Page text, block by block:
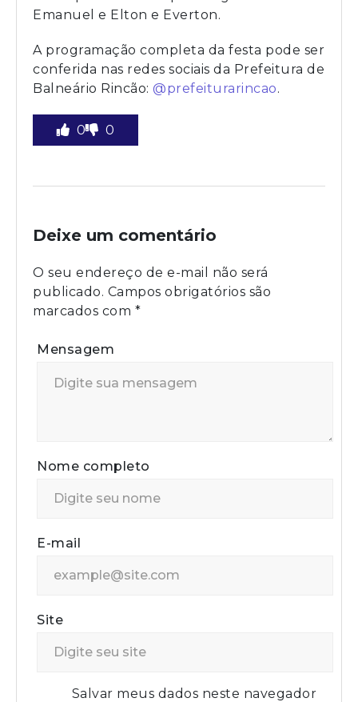
Emanuel e Elton e Everton.
A programação completa da festa pode ser
conferida nas redes sociais da Prefeitura de
Balneário Rincão: @prefeiturarincao.
0 0
Deixe um comentário
O seu endereço de e-mail não será
publicado. Campos obrigatórios são
marcados com *
Mensagem
Nome completo
E-mail
Site
Salvar meus dados neste navegador